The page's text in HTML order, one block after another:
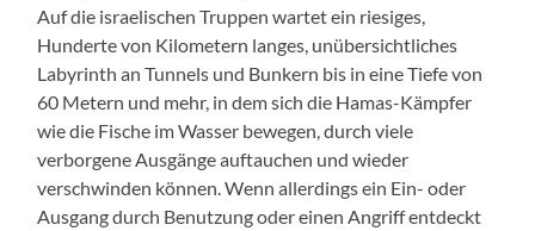
Auf die israelischen Truppen wartet ein riesiges,
Hunderte von Kilometern langes, unübersichtliches
Labyrinth an Tunnels und Bunkern bis in eine Tiefe von
60 Metern und mehr, in dem sich die Hamas-Kämpfer
wie die Fische im Wasser bewegen, durch viele
verborgene Ausgänge auftauchen und wieder
verschwinden können. Wenn allerdings ein Ein- oder
Ausgang durch Benutzung oder einen Angriff entdeckt